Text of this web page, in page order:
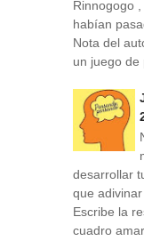
Rinnogogo
habían
Nota del
un juego de
desarrollar
que
Escribe la
cuadro